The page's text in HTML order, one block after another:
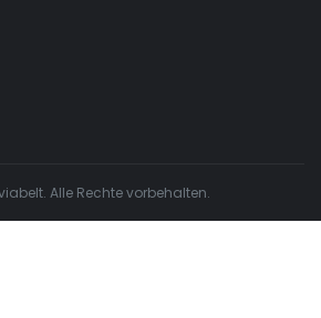
Alle Rechte vorbehalten.